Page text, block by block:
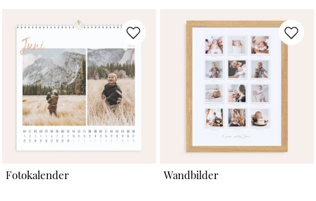
Fotokalender Wandbilder